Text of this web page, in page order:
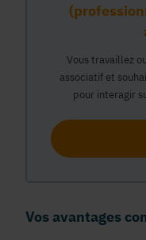
Vous travaillez
associatif et
pour interagir
Vos avantages